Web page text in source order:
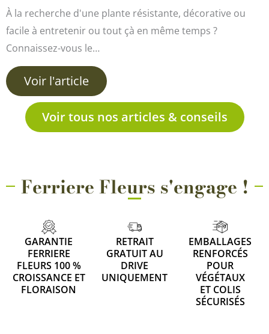
À la recherche d'une plante résistante, décorative ou
facile à entretenir ou tout çà en même temps ?
Connaissez-vous le…
Voir l'article
Voir tous nos articles & conseils
Ferriere Fleurs s'engage !
GARANTIE
FERRIERE
FLEURS 100 %
CROISSANCE ET
FLORAISON
RETRAIT
GRATUIT AU
DRIVE
UNIQUEMENT
EMBALLAGES
RENFORCÉS
POUR
VÉGÉTAUX
ET COLIS
SÉCURISÉS